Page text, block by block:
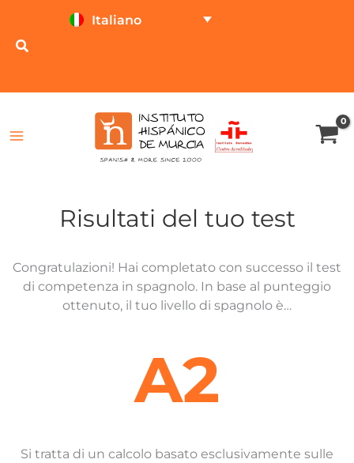
contenuto
Italiano
Risultati del tuo test
Congratulazioni! Hai completato con successo il test
di competenza in spagnolo. In base al punteggio
ottenuto, il tuo livello di spagnolo è…
A2
Si tratta di un calcolo basato esclusivamente sulle